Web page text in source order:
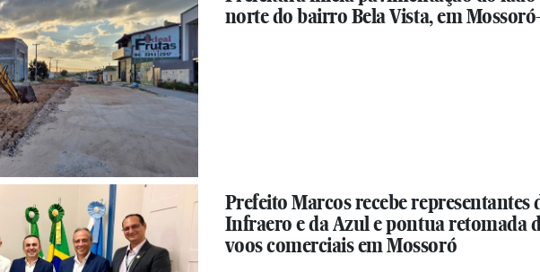
norte do bairro Bela Vista, em
Prefeito Marcos recebe representantes
Infraero e da Azul e pontua retomada
voos comerciais em Mossoró